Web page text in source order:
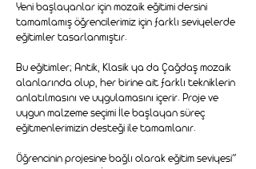
Yeni başlayanlar için mozaik eğitimi dersini
tamamlamış öğrencilerimiz için farklı seviyelerde
eğitimler tasarlanmıştır.
Bu eğitimler; Antik, Klasik ya da Çağdaş mozaik
alanlarında olup, her birine ait farklı tekniklerin
anlatılmasını ve uygulamasını içerir. Proje ve
uygun malzeme seçimi İle başlayan süreç
eğitmenlerimizin desteği ile tamamlanır.
Öğrencinin projesine bağlı olarak eğitim seviyesi”